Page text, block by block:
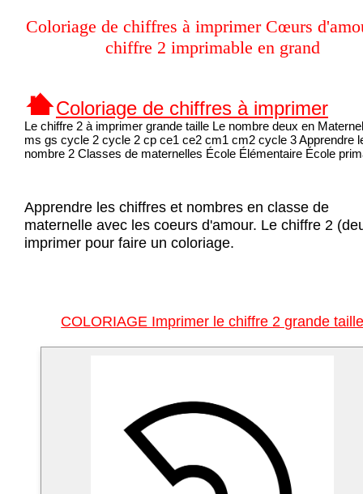
Coloriage de chiffres à imprimer Cœurs
chiffre 2 imprimable en grand
Coloriage de chiffres à imprimer
Le chiffre 2 à imprimer grande taille Le nombre deux en
ms gs cycle 2 cycle 2 cp ce1 ce2 cm1 cm2 cycle 3 Apprendre
nombre 2 Classes de maternelles École Élémentaire École
Apprendre les chiffres et nombres en classe de
maternelle avec les coeurs d'amour. Le chiffre 2
imprimer pour faire un coloriage.
COLORIAGE Imprimer le chiffre 2 grande